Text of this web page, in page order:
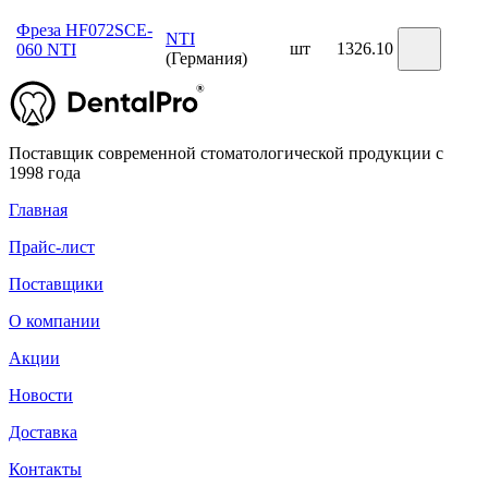
Фреза HF072SCE-
060 NTI
NTI
(Германия)
шт 1326.10
Поставщик современной стоматологической продукции с
1998 года
Главная
Прайс-лист
Поставщики
О компании
Акции
Новости
Доставка
Контакты